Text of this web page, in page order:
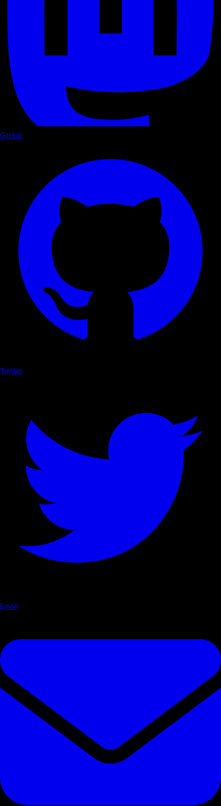
GitHub
Twitter
Email